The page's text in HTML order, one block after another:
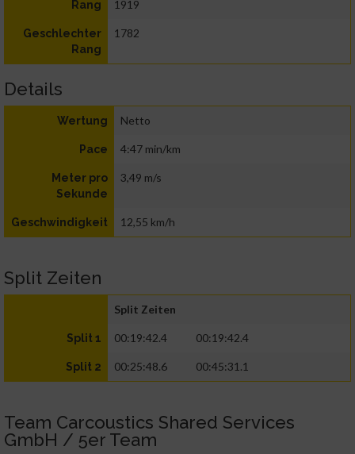
Rang 1919
Geschlechter
Rang
1782
Details
Wertung Netto
Pace 4:47 min/km
Meter pro
Sekunde
3,49 m/s
Geschwindigkeit 12,55 km/h
Split Zeiten
Split Zeiten
Split 1 00:19:42.4 00:19:42.4
Split 2 00:25:48.6 00:45:31.1
Team Carcoustics Shared Services
GmbH / 5er Team